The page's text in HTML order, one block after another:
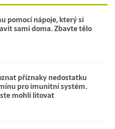
pomocí nápoje, který si
sami doma. Zbavte tělo
příznaky nedostatku
pro imunitní systém.
mohli litovat